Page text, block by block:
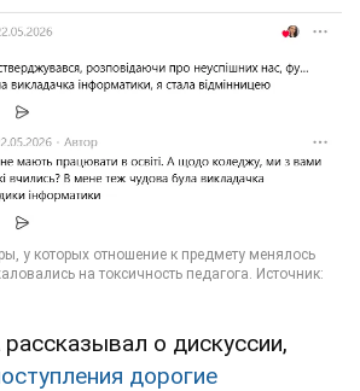
рассказывал о дискуссии,
дорогие